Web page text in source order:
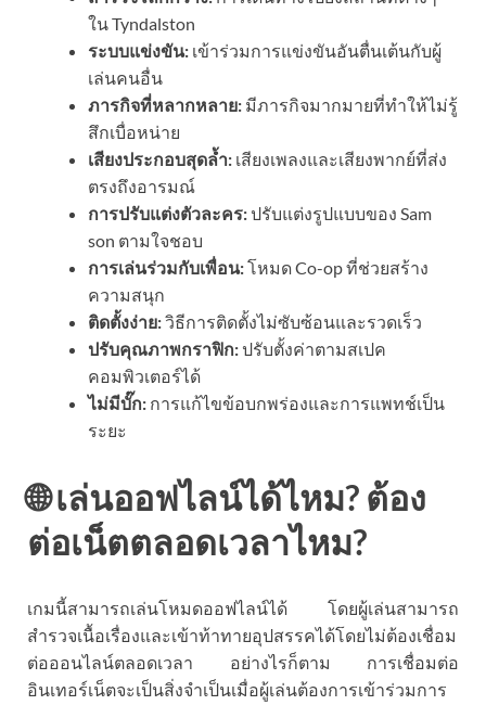
ใน Tyndalston
ระบบแข่งขัน: เข้าร่วมการแข่งขันอันตื่นเต้นกับผู้
เล่นคนอื่น
ภารกิจที่หลากหลาย: มีภารกิจมากมายที่ทำให้ไม่รู้
สึกเบื่อหน่าย
เสียงประกอบสุดล้ำ: เสียงเพลงและเสียงพากย์ที่ส่ง
ตรงถึงอารมณ์
การปรับแต่งตัวละคร:ปรับแต่งรูปแบบของ Sam
son ตามใจชอบ
การเล่นร่วมกับเพื่อน:โหมด Co-op ที่ช่วยสร้าง
ความสนุก
ติดตั้งง่าย:วิธีการติดตั้งไม่ซับซ้อนและรวดเร็ว
ปรับคุณภาพกราฟิก:ปรับตั้งค่าตามสเปค
คอมพิวเตอร์ได้
ไม่มีบั๊ก: การแก้ไขข้อบกพร่องและการแพทช์เป็น
ระยะ
🌐 เล่นออฟไลน์ได้ไหม? ต้อง
ต่อเน็ตตลอดเวลาไหม?
เกมนี้สามารถเล่นโหมดออฟไลน์ได้ โดยผู้เล่นสามารถ
สำรวจเนื้อเรื่องและเข้าท้าทายอุปสรรคได้โดยไม่ต้องเชื่อม
ต่อออนไลน์ตลอดเวลา อย่างไรก็ตาม การเชื่อมต่อ
อินเทอร์เน็ตจะเป็นสิ่งจำเป็นเมื่อผู้เล่นต้องการเข้าร่วมการ